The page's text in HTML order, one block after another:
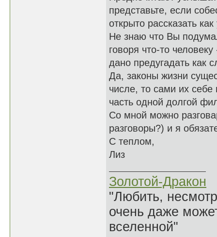
представьте, если
открыто рассказать
Не знаю что Вы
говоря что-то
дано предугадать как
Да, законы жизни
числе, то сами их
часть одной долгой
Со мной можно
разговоры?) и я
С теплом,
Лиз
Золотой-Дракон
"Любить,
очень даже
вселенной"